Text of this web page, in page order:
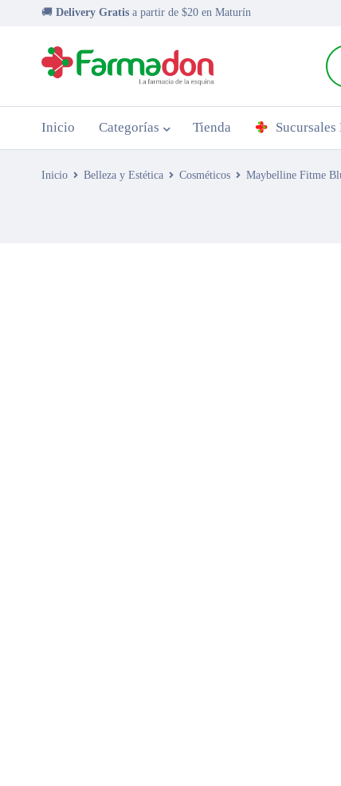
🚚 Delivery Gratis a partir de $20 en Maturín
Inicio Categorías Tienda Sucursales
Inicio Belleza y Estética Cosméticos Maybelline Fitme